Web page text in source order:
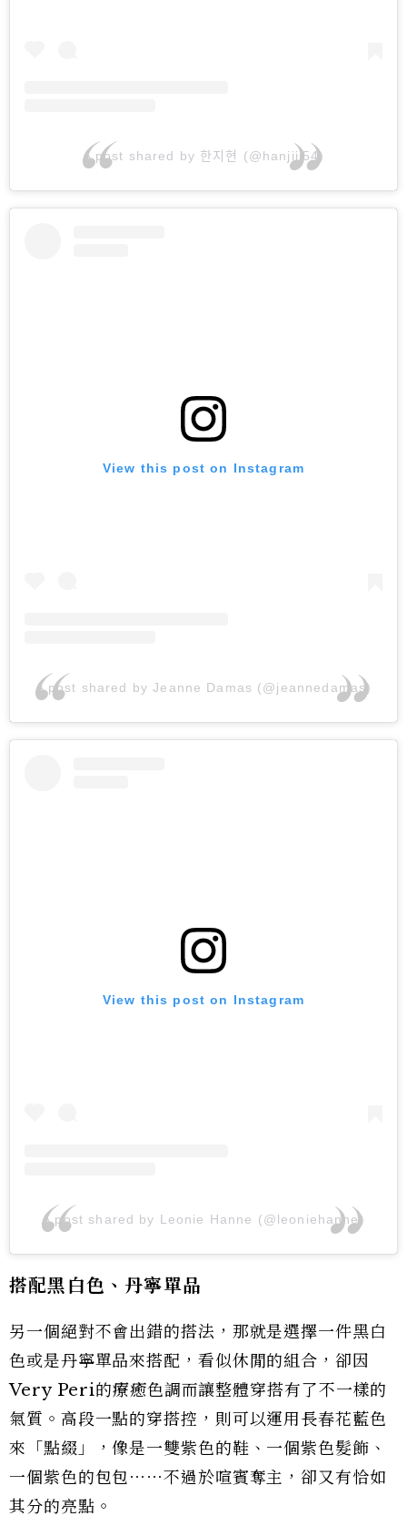
A post shared by 한지현 (@hanjiji54)
View this post on Instagram
A post shared by Jeanne Damas (@jeannedamas)
View this post on Instagram
A post shared by Leonie Hanne (@leoniehanne)
搭配黑白色、丹寧單品
另一個絕對不會出錯的搭法，那就是選擇一件黑白
色或是丹寧單品來搭配，看似休閒的組合，卻因
Very Peri的療癒色調而讓整體穿搭有了不一樣的
氣質。高段一點的穿搭控，則可以運用長春花藍色
來「點綴」，像是一雙紫色的鞋、一個紫色髮飾、
一個紫色的包包⋯⋯不過於喧賓奪主，卻又有恰如
其分的亮點。